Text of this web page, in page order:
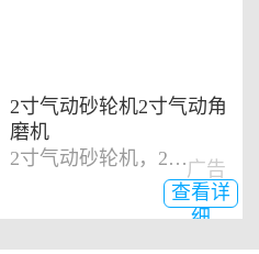
2寸气动砂轮机2寸气动角
磨机
2寸气动砂轮机，2寸气动角磨机
查看详
细
广告